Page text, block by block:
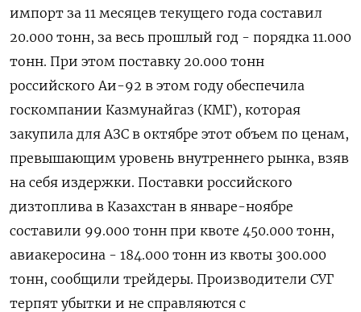
импорт за 11 месяцев текущего года составил
20.000 тонн, за весь прошлый год - порядка 11.000
тонн. При этом поставку 20.000 тонн
российского Аи-92 в этом году обеспечила
госкомпании Казмунайгаз (КМГ), которая
закупила для АЗС в октябре этот объем по ценам,
превышающим уровень внутреннего рынка, взяв
на себя издержки. Поставки российского
дизтоплива в Казахстан в январе-ноябре
составили 99.000 тонн при квоте 450.000 тонн,
авиакеросина - 184.000 тонн из квоты 300.000
тонн, сообщили трейдеры. Производители СУГ
терпят убытки и не справляются с